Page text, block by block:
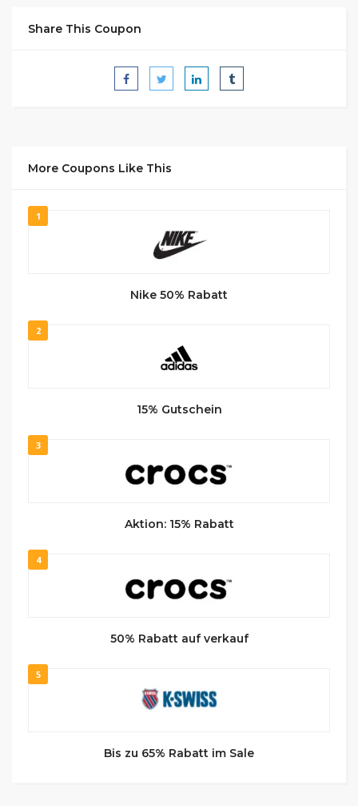
Share This Coupon
More Coupons Like This
1
Nike 50% Rabatt
2
15% Gutschein
3
Aktion: 15% Rabatt
4
50% Rabatt auf verkauf
5
Bis zu 65% Rabatt im Sale